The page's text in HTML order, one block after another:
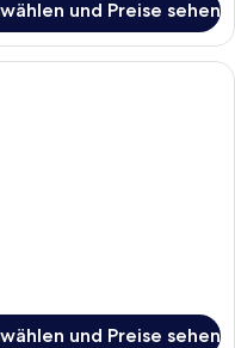
und Preise sehen
mit einem Bett,
und Preise sehen